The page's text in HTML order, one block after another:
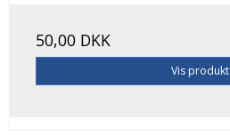
50,00 DKK
Vis produkt